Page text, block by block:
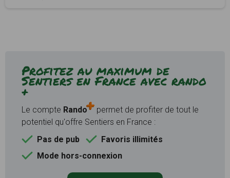
Profitez au maximum de
Sentiers en France avec rando
+
Le compte Rando
permet de profiter de tout le
potentiel qu'offre Sentiers en France :
Pas de pub
Favoris illimités
Mode hors-connexion